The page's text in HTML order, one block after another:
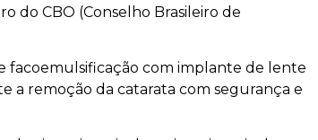
do CBO (Conselho Brasileiro de
facoemulsificação com implante de lente
a remoção da catarata com segurança e